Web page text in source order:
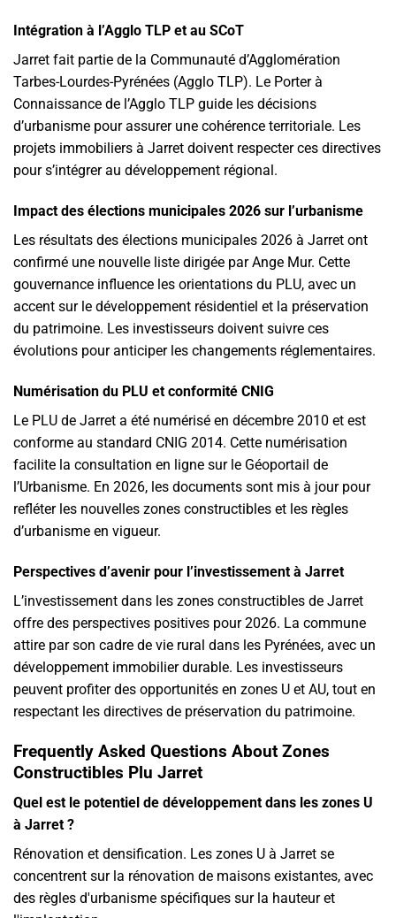
Intégration à l’Agglo TLP et au SCoT
Jarret fait partie de la Communauté d’Agglomération
Tarbes-Lourdes-Pyrénées (Agglo TLP). Le Porter à
Connaissance de l’Agglo TLP guide les décisions
d’urbanisme pour assurer une cohérence territoriale. Les
projets immobiliers à Jarret doivent respecter ces directives
pour s’intégrer au développement régional.
Impact des élections municipales 2026 sur l’urbanisme
Les résultats des élections municipales 2026 à Jarret ont
confirmé une nouvelle liste dirigée par Ange Mur. Cette
gouvernance influence les orientations du PLU, avec un
accent sur le développement résidentiel et la préservation
du patrimoine. Les investisseurs doivent suivre ces
évolutions pour anticiper les changements réglementaires.
Numérisation du PLU et conformité CNIG
Le PLU de Jarret a été numérisé en décembre 2010 et est
conforme au standard CNIG 2014. Cette numérisation
facilite la consultation en ligne sur le Géoportail de
l’Urbanisme. En 2026, les documents sont mis à jour pour
refléter les nouvelles zones constructibles et les règles
d’urbanisme en vigueur.
Perspectives d’avenir pour l’investissement à Jarret
L’investissement dans les zones constructibles de Jarret
offre des perspectives positives pour 2026. La commune
attire par son cadre de vie rural dans les Pyrénées, avec un
développement immobilier durable. Les investisseurs
peuvent profiter des opportunités en zones U et AU, tout en
respectant les directives de préservation du patrimoine.
Frequently Asked Questions About Zones
Constructibles Plu Jarret
Quel est le potentiel de développement dans les zones U
à Jarret ?
Rénovation et densification. Les zones U à Jarret se
concentrent sur la rénovation de maisons existantes, avec
des règles d'urbanisme spécifiques sur la hauteur et